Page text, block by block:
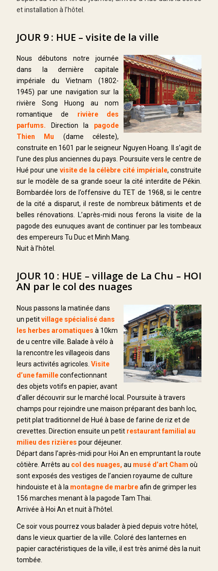
et installation à l’hôtel.
JOUR 9 : HUE – visite de la ville
Nous débutons notre journée
dans la dernière capitale
impériale du Vietnam (1802-
1945) par une navigation sur la
rivière Song Huong au nom
romantique de rivière des
parfums. Direction la pagode
Thien Mu (dame céleste),
construite en 1601 par le seigneur Nguyen Hoang. Il s’agit de
l’une des plus anciennes du pays. Poursuite vers le centre de
Hué pour une visite de la célèbre cité impériale, construite
sur le modèle de sa grande soeur la cité interdite de Pékin.
Bombardée lors de l’offensive du TET de 1968, si le centre
de la cité a disparut, il reste de nombreux bâtiments et de
belles rénovations. L’après-midi nous ferons la visite de la
pagode des eunuques avant de continuer par les tombeaux
des empereurs Tu Duc et Minh Mang.
Nuit à l’hôtel.
JOUR 10 : HUE – village de La Chu – HOI
AN par le col des nuages
Nous passons la matinée dans
un petitvillage spécialisé dans
les herbes aromatiques à 10km
de u centre ville. Balade à vélo à
la rencontre les villageois dans
leurs activités agricoles. Visite
d’une familleconfectionnant
des objets votifs en papier, avant
d’aller découvrir sur le marché local. Poursuite à travers
champs pour rejoindre une maison préparant des banh loc,
petit plat traditionnel de Hué à base de farine de riz et de
crevettes. Direction ensuite un petit restaurant familial au
milieu des rizières pour déjeuner.
Départ dans l’après-midi pour Hoi An en empruntant la route
côtière. Arrêts au col des nuages, au musé d’art Cham où
sont exposés des vestiges de l’ancien royaume de culture
hindouiste et à la montagne de marbreafin de grimper les
156 marches menant à la pagode Tam Thai.
Arrivée à Hoi An et nuit à l’hôtel.
Ce soir vous pourrez vous balader à pied depuis votre hôtel,
dans le vieux quartier de la ville. Coloré des lanternes en
papier caractéristiques de la ville, il est très animé dès la nuit
tombée.